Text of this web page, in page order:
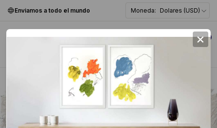
Enviamos a todo el mundo Moneda: Dolares (USD)
0
×